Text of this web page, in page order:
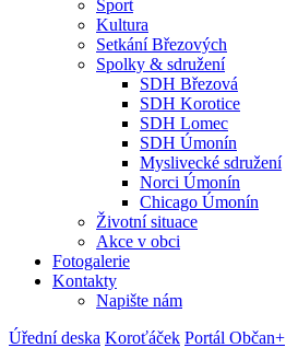
Sport
Kultura
Setkání Březových
Spolky & sdružení
SDH Březová
SDH Korotice
SDH Lomec
SDH Úmonín
Myslivecké sdružení
Norci Úmonín
Chicago Úmonín
Životní situace
Akce v obci
Fotogalerie
Kontakty
Napište nám
Úřední deska Koroťáček Portál Občan+